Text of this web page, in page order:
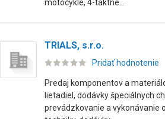
motocykle, 4-taktné...
TRIALS, s.r.o.
Pridať hodnotenie
Predaj komponentov a
lietadiel, dodávky špeciálnych
prevádzkovanie a vykonávanie